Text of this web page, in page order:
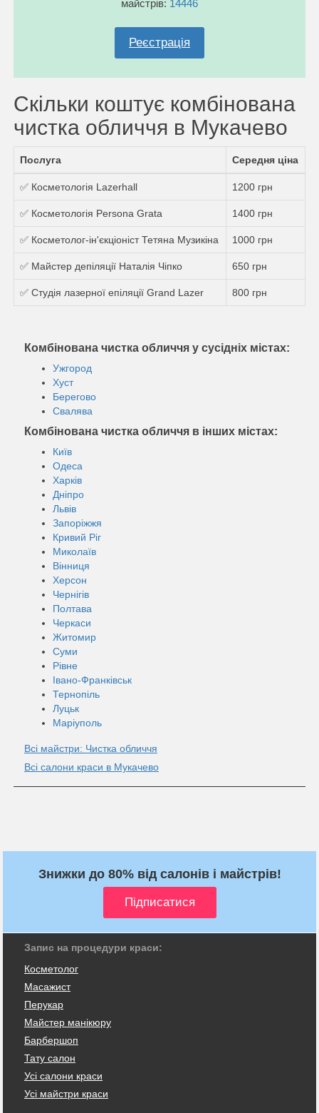
майстрів: 14446
Реєстрація
Скільки коштує комбінована
чистка обличчя в Мукачево
Послуга Середня ціна
✅ Косметологія Lazerhall 1200 грн
✅ Косметологія Persona Grata 1400 грн
✅ Косметолог-ін'єкціоніст Тетяна Музикіна 1000 грн
✅ Майстер депіляції Наталія Чіпко 650 грн
✅ Студія лазерної епіляції Grand Lazer 800 грн
Комбінована чистка обличчя у сусідніх містах:
Ужгород
Хуст
Берегово
Свалява
Комбінована чистка обличчя в інших містах:
Київ
Одеса
Харків
Дніпро
Львів
Запоріжжя
Кривий Ріг
Миколаїв
Вінниця
Херсон
Чернігів
Полтава
Черкаси
Житомир
Суми
Рівне
Івано-Франківськ
Тернопіль
Луцьк
Маріуполь
Всі майстри: Чистка обличчя
Всі салони краси в Мукачево
Знижки до 80% від салонів і майстрів!
Запис на процедури краси:
Косметолог
Масажист
Перукар
Майстер манікюру
Барбершоп
Тату салон
Усі салони краси
Усі майстри краси